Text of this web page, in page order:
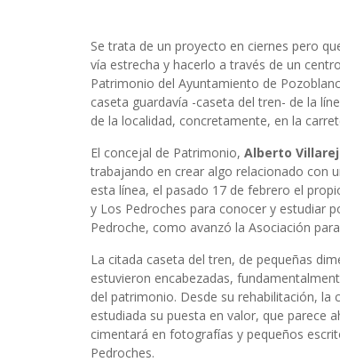
Se trata de un proyecto en ciernes pero
vía estrecha y hacerlo a través de un
Patrimonio del Ayuntamiento de
caseta guardavía -caseta del tren- de la
de la localidad, concretamente, en la
El concejal de Patrimonio, Alberto
trabajando en crear algo relacionado con
esta línea, el pasado 17 de febrero el
y Los Pedroches para conocer y estudiar
Pedroche, como avanzó la Asociación
La citada caseta del tren, de pequeñas
estuvieron encabezadas,
del patrimonio. Desde su rehabilitación,
estudiada su puesta en valor, que parece
cimentará en fotografías y pequeños
Pedroches.